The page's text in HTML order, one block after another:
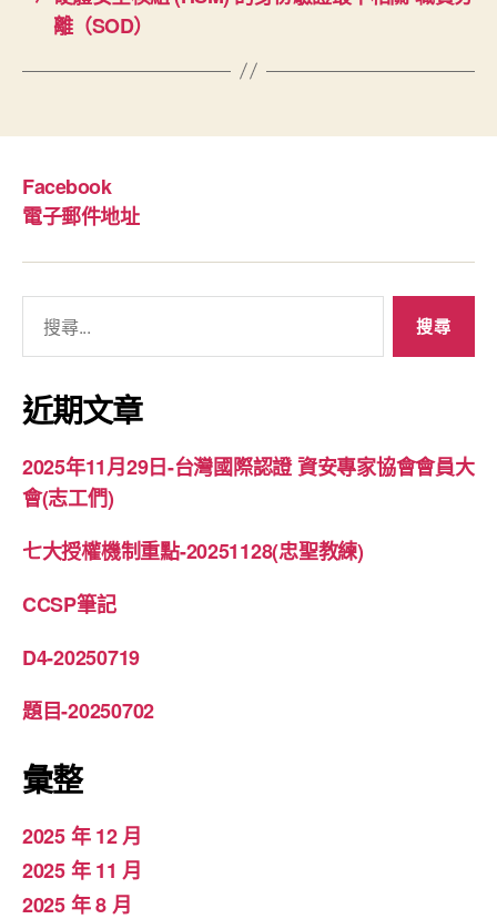
離（SOD）
Facebook
電子郵件地址
關
鍵
字:
近期文章
2025年11月29日-台灣國際認證 資安專家協會會員大
會(志工們)
七大授權機制重點-20251128(忠聖教練)
CCSP筆記
D4-20250719
題目-20250702
彙整
2025 年 12 月
2025 年 11 月
2025 年 8 月